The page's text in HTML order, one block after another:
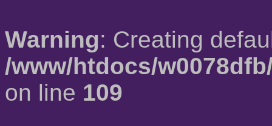
Warning: Creating
/www/htdocs/
on line 109